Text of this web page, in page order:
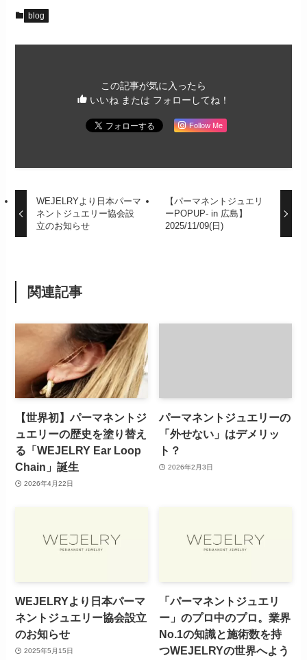
blog
この記事が気に入ったら
いいね または フォローしてね！
Follow Me
WEJELRYより日本パーマ
ネントジュエリー協会設
立のお知らせ
【パーマネントジュエリ
ーPOPUP- in 広島】
2025/11/09(日)
関連記事
【世界初】パーマネントジ
ュエリーの歴史を塗り替え
る「WEJELRY Ear Loop
Chain」誕生
2026年4月22日
パーマネントジュエリーの
「外せない」はデメリッ
ト？
2026年2月3日
WEJELRYより日本パーマ
ネントジュエリー協会設立
のお知らせ
2025年5月15日
「パーマネントジュエリ
ー」のプロ中のプロ。業界
No.1の知識と施術数を持
つWEJELRYの世界へよう